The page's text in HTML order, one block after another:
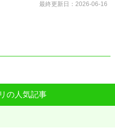
最終更新日：2026-06-16
の人気記事